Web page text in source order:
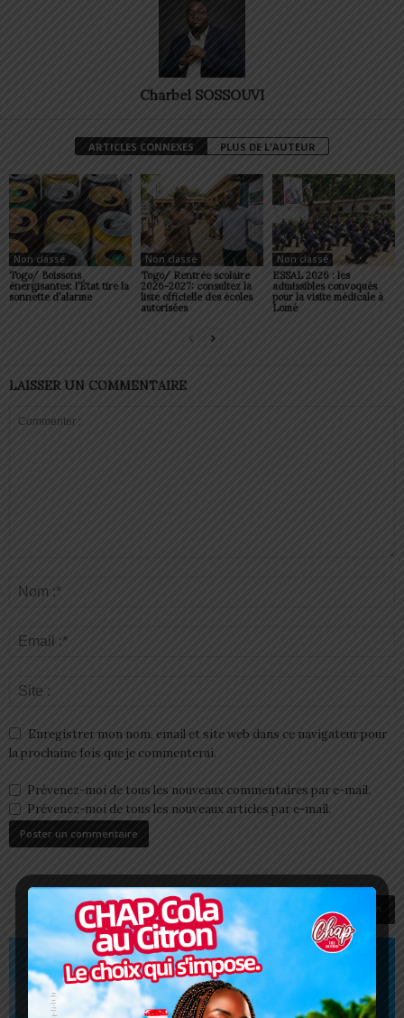
Charbel SOSSOUVI
ARTICLES CONNEXES PLUS DE L'AUTEUR
Non classé
Togo/ Boissons
énergisantes: l’État tire la
sonnette d’alarme
Non classé
Togo/ Rentrée scolaire
2026-2027: consultez la
liste officielle des écoles
autorisées
Non classé
ESSAL 2026 : les
admissibles convoqués
pour la visite médicale à
Lomé
LAISSER UN COMMENTAIRE
Enregistrer mon nom, email et site web dans ce navigateur pour
la prochaine fois que je commenterai.
Prévenez-moi de tous les nouveaux commentaires par e-mail.
Prévenez-moi de tous les nouveaux articles par e-mail.